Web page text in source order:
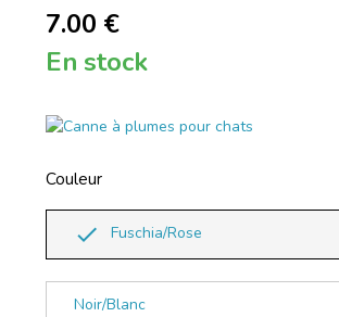
7.00 €
En stock
Couleur
done Fuschia/Rose
Noir/Blanc